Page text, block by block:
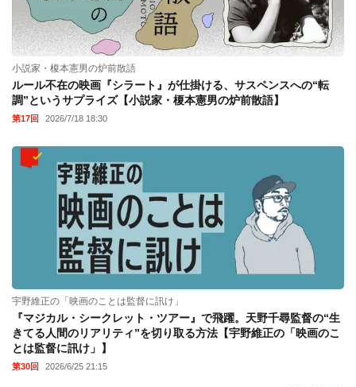
小説家・榎本憲男の炉前散語
ルール不在の映画『シラート』が仕掛ける、サスペンスへの“転
調”というサプライズ【小説家・榎本憲男の炉前散語】
第17回 2026/7/18 18:30
宇野維正の「映画のことは監督に訊け」
『マジカル・シークレット・ツアー』で飛躍。天野千尋監督の“生
きてる人間のリアリティ”を切り取る方法【宇野維正の「映画のこ
とは監督に訊け」】
第30回 2026/6/25 21:15